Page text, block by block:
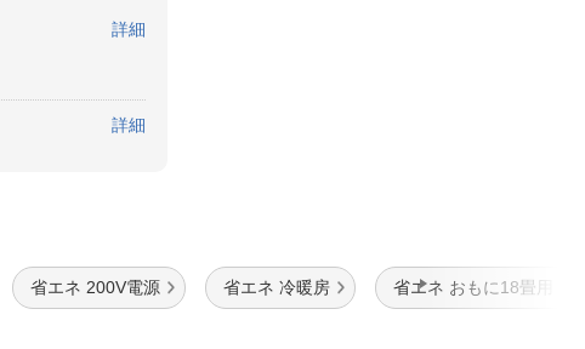
詳細
詳細
省エネ 200V電源 省エネ 冷暖房 省エネ おもに18畳用